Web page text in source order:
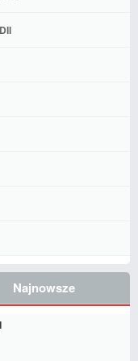
Najnowsze